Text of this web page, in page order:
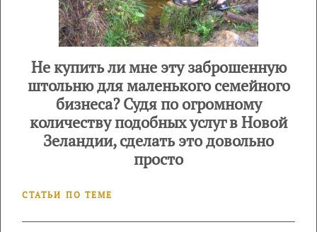
Не купить ли мне эту заброшенную
штольню для маленького семейного
бизнеса? Судя по огромному
количеству подобных услуг в Новой
Зеландии, сделать это довольно
просто
СТАТЬИ ПО ТЕМЕ